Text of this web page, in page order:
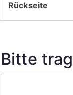
Rückseite
Bitte